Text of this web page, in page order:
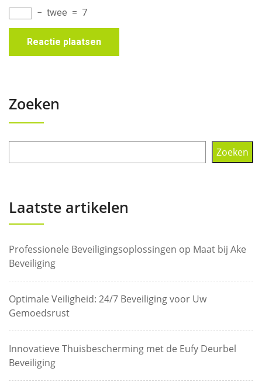
− twee = 7
Zoeken
Zoeken
Laatste artikelen
Professionele Beveiligingsoplossingen op Maat bij Ake
Beveiliging
Optimale Veiligheid: 24/7 Beveiliging voor Uw
Gemoedsrust
Innovatieve Thuisbescherming met de Eufy Deurbel
Beveiliging